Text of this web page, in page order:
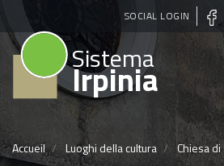
Aller
au
principal
SOCIAL LOGIN
Sistema
Irpinia
Accueil Luoghi della cultura Chiesa